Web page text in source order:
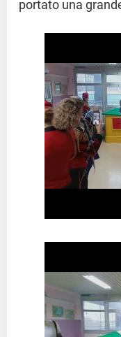
portato una